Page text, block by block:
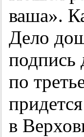
ваша».
Дело
подпись
по
в